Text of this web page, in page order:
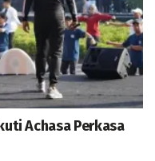
Achasa Perkasa